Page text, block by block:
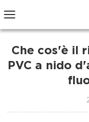
Che cos'è il
PVC a nido